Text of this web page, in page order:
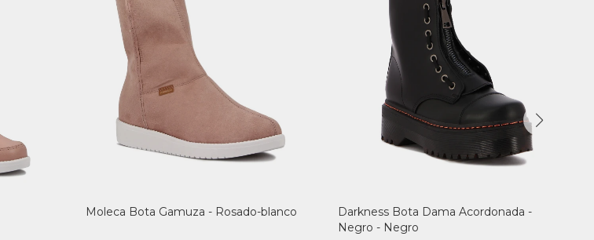
Moleca Bota Gamuza - Rosado-blanco
Darkness Bota Dama Acordonada -
Negro - Negro